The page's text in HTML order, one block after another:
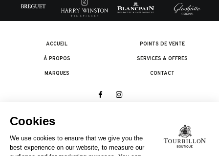
ACCUEIL
À PROPOS
MARQUES
POINTS DE VENTE
SERVICES & OFFRES
CONTACT